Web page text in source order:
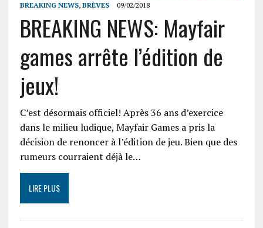
BREAKING NEWS, BRÈVES 09/02/2018
BREAKING NEWS: Mayfair
games arrête l’édition de
jeux!
C’est désormais officiel! Après 36 ans d’exercice
dans le milieu ludique, Mayfair Games a pris la
décision de renoncer à l’édition de jeu. Bien que des
rumeurs courraient déjà le…
LIRE PLUS